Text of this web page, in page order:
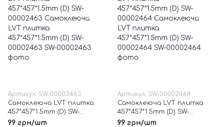
Артикул: SW-00002463
Самоклеюча LVT плитка
457*457*1.5mm (D) SW-
00002463
99 грн/шт
Артикул: SW-00002464
Самоклеюча LVT плитка
457*457*1.5mm (D) SW-
00002464
99 грн/шт